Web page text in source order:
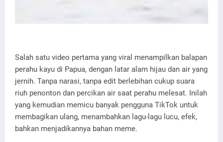
Salah satu video pertama yang viral menampilkan balapan
perahu kayu di Papua, dengan latar alam hijau dan air yang
jernih. Tanpa narasi, tanpa edit berlebihan cukup suara
riuh penonton dan percikan air saat perahu melesat. Inilah
yang kemudian memicu banyak pengguna TikTok untuk
membagikan ulang, menambahkan lagu-lagu lucu, efek,
bahkan menjadikannya bahan meme.